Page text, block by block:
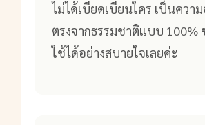
ไม่ได้เบียดเบียนใคร เป็นควา
ตรงจากธรรมชาติแบบ 100%
ใช้ได้อย่างสบายใจเลยค่ะ